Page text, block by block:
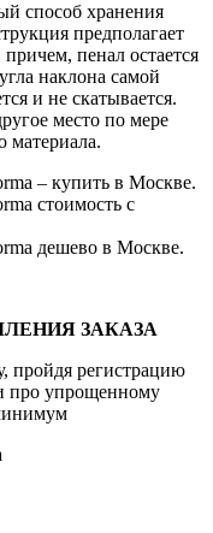
способ хранения
предполагает
пенал остается
наклона самой
и не скатывается.
место по мере
материала.
– купить в Москве.
стоимость с
дешево в Москве.
ЗАКАЗА
пройдя регистрацию
про упрощенному